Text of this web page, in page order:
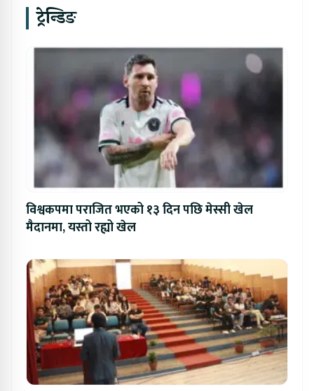
ट्रेन्डिङ
विश्वकपमा पराजित भएको १३ दिन पछि मेस्सी खेल
मैदानमा, यस्तो रह्यो खेल